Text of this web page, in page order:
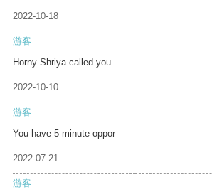
2022-10-18
游客
Horny Shriya called you
2022-10-10
游客
You have 5 minute oppor
2022-07-21
游客